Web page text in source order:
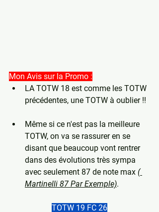
Mon Avis sur la Promo :
LA TOTW 18 est comme les TOTW
précédentes, une TOTW à oublier !!
Même si ce n'est pas la meilleure
TOTW, on va se rassurer en se
disant que beaucoup vont rentrer
dans des évolutions très sympa
avec seulement 87 de note max (
Martinelli 87 Par Exemple).
TOTW 19 FC 26